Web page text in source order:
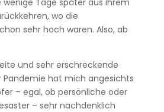
wenige Tage später aus ihrem
wo die
sehr hoch waren. Also, ab
und sehr erschreckende
Pandemie hat mich angesichts
– egal, ob persönliche oder
– sehr nachdenklich